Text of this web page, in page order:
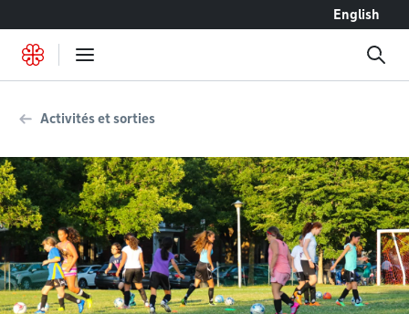
English
Activités et sorties